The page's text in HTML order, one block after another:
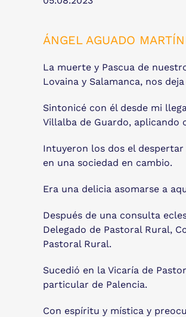
ÁNGEL AGUADO
La muerte y Pascua de
Lovaina y Salamanca, nos
Sintonicé con él desde mi
Villalba de Guardo, aplicando
Intuyeron los dos el despertar
en una sociedad en cambio.
Era una delicia asomarse a
Después de una consulta
Delegado de Pastoral Rural,
Pastoral Rural.
Sucedió en la Vicaría de
particular de Palencia.
Con espíritu y mística y